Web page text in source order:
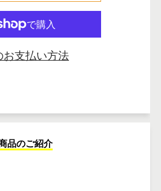
お支払い方法
品のご紹介